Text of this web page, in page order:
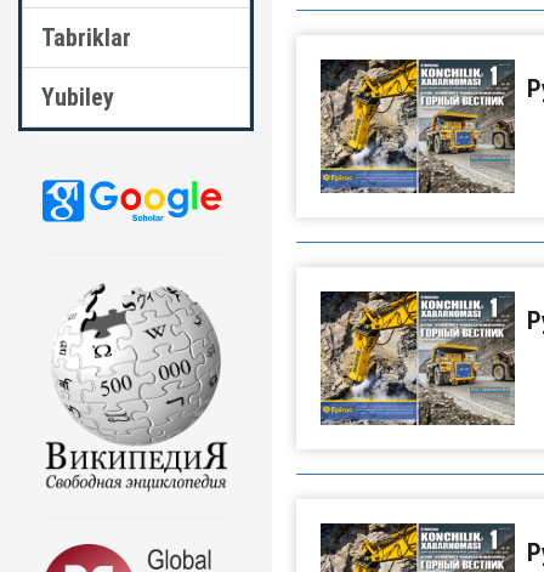
Tabriklar
Yubiley